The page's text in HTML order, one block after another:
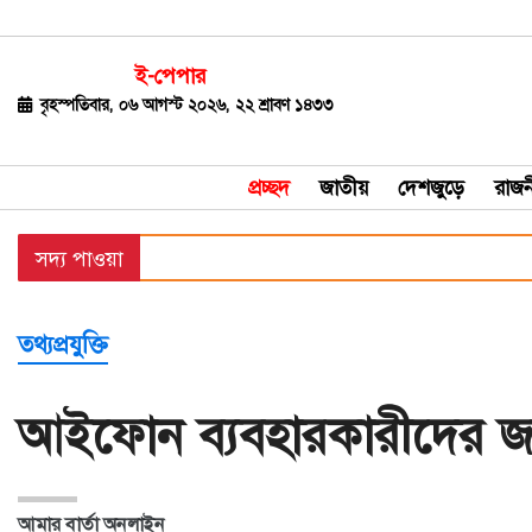
ই-পেপার
বৃহস্পতিবার, ০৬ আগস্ট ২০২৬, ২২ শ্রাবণ ১৪৩৩
প্রচ্ছদ জাতীয় দেশজুড়ে
জাতীয়
রাজনীতি
বিশ্ব
বাণিজ্য
বিনোদন
খেলাধুলা
ধর্ম
সদ্য পাওয়া
তথ্যপ্রযুক্তি
আইফোন ব্যবহারকারীদের
আমার বার্তা অনলাইন